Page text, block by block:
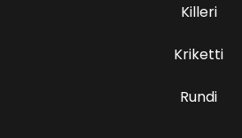
Killeri
Kriketti
Rundi